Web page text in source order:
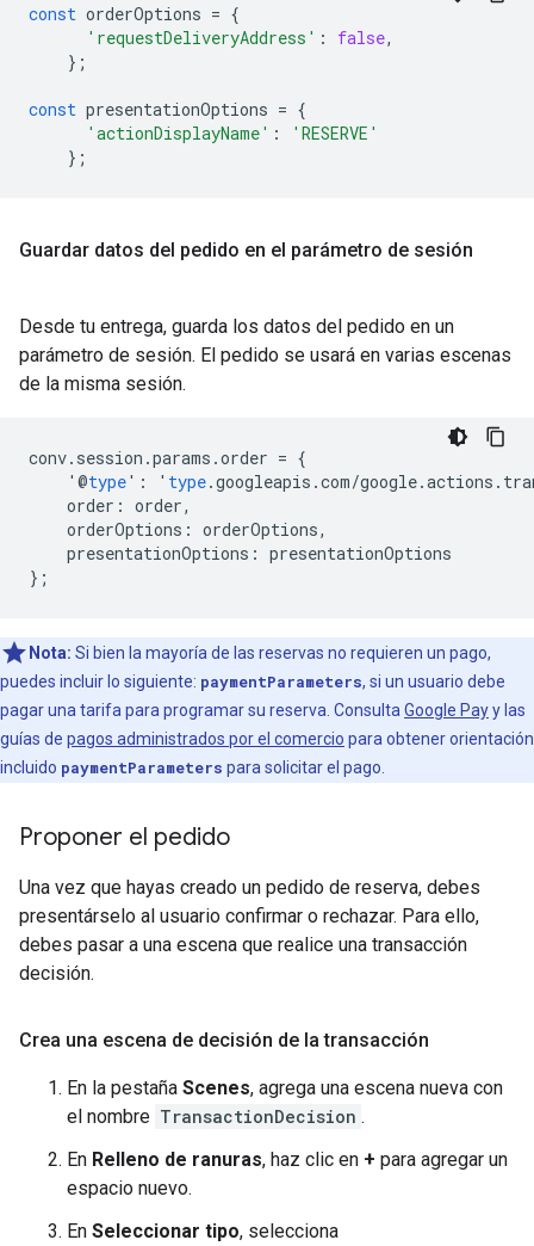
const orderOptions = {
'requestDeliveryAddress' : false,
};
const presentationOptions = {
'actionDisplayName' :
'RESERVE'
};
Guardar datos del pedido en el parámetro de sesión
Desde tu entrega, guarda los datos del pedido en un
parámetro de sesión. El pedido se usará en varias escenas
de la misma sesión.
conv. session .params .order = {
'@type' : ' type.googleapis .com/google.actions .
order : order,
orderOptions : orderOptions,
presentationOptions : presentationOptions
};
Nota: Si bien la mayoría de las reservas no requieren un pago,
puedes incluir lo siguiente: paymentParameters, si un usuario debe
pagar una tarifa para programar su reserva. Consulta Google Payy las
guías de pagos administrados por el comercio para obtener orientación
incluido paymentParameters para solicitar el pago.
Proponer el pedido
Una vez que hayas creado un pedido de reserva, debes
presentárselo al usuario confirmar o rechazar. Para ello,
debes pasar a una escena que realice una transacción
decisión.
Crea una escena de decisión de la transacción
En la pestaña Scenes, agrega una escena nueva con
el nombre TransactionDecision .
En Relleno de ranuras, haz clic en + para agregar un
espacio nuevo.
En Seleccionar tipo, selecciona